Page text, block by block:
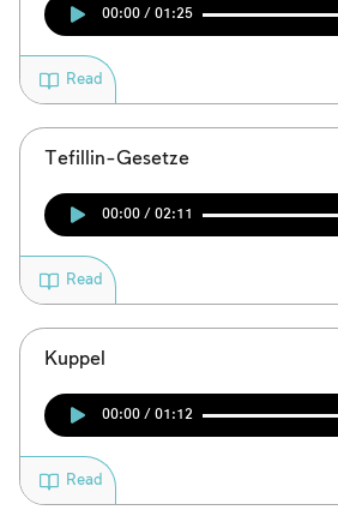
00:00 / 01:25
Read
Tefillin-Gesetze
00:00 / 02:11
Read
Kuppel
00:00 / 01:12
Read